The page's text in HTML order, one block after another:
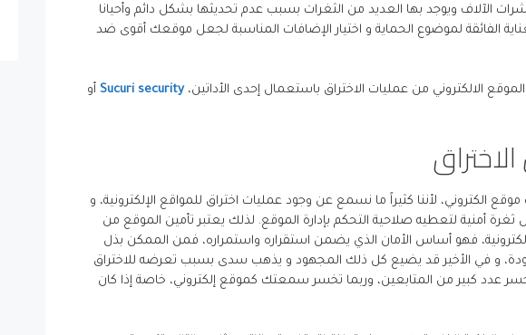
الآلاف ويوجد بها العديد من الثغرات بسبب عدم تحديثها بشكل دائم وأحيانا
الفائقة لموضوع الحماية و اختيار الإضافات المناسبة لجعل موقعك أقوى ضد
الالكتروني من عمليات الاختراق باستعمال إحدى الأداتين،Sucuri security أو
الكتروني، لأننا كثيراً ما نسمع عن وجود عمليات اختراق للمواقع الإلكترونية، و
أمنية لتعطيه صلاحية التحكم بإدارة الموقع. لذلك يعتبر تأمين الموقع من
فهو أساس الأمان الذي يضمن استقراره واستمراره، فمن الممكن بذل
و في الأخير قد يضيع كل ذلك المجهود و يذهب سدى بسبب تعرضه للاختراق
عدد كبير من المتابعين، وربما تخسر سمعتك كموقع إلكتروني، خاصة إذا كان